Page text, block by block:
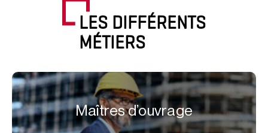
LES DIFFÉRENTS
MÉTIERS
Maîtres d’ouvrage